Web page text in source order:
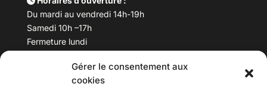
Gérer le consentement aux
cookies
Du mardi au vendredi 14h-19h
Samedi 10h –17h
Fermeture lundi
Téléphone : 04 78 53 06 40
maisondesculturesasiatiques@asiexpo.com